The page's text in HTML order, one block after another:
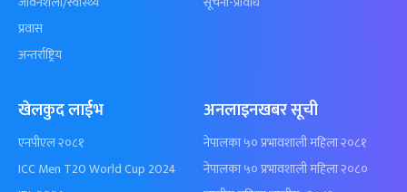
प्रवास
अन्तर्राष्ट्रिय
खेलकुद लाईभ
एनपीएल २०८१
ICC Men T20 World Cup 2024
अनलाइनखबर सूची
नेपालका ५० प्रभावशाली महिला २०८१
नेपालका ५० प्रभावशाली महिला २०८०